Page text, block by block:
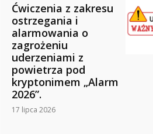
Ćwiczenia z zakresu
ostrzegania i
alarmowania o
zagrożeniu
uderzeniami z
powietrza pod
kryptonimem „Alarm
2026”.
17 lipca 2026